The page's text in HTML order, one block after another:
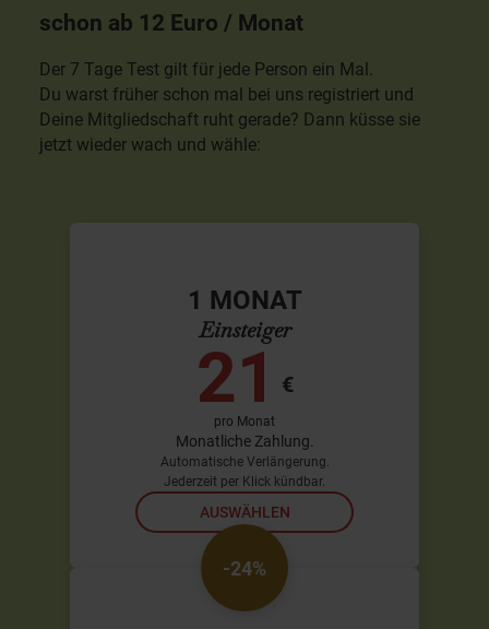
schon ab 12 Euro / Monat
Der 7 Tage Test gilt für jede Person ein Mal.
Du warst früher schon mal bei uns registriert und
Deine Mitgliedschaft ruht gerade? Dann küsse sie
jetzt wieder wach und wähle:
1 MONAT
Einsteiger
21 €
pro Monat
Monatliche Zahlung.
Automatische Verlängerung.
Jederzeit per Klick kündbar.
AUSWÄHLEN
-24%